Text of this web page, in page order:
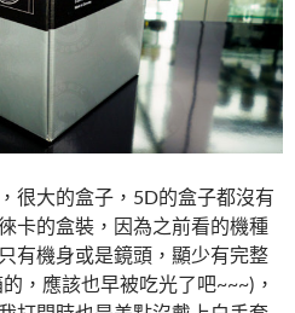
很大的盒子，5D的盒子都沒有
卡的盒裝，因為之前看的機種
有機身或是鏡頭，顯少有完整
，應該也早被吃光了吧~~~)，